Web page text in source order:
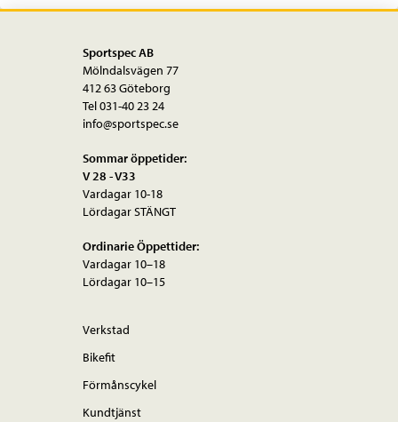
Sportspec AB
Mölndalsvägen 77
412 63 Göteborg
Tel 031-40 23 24
info@sportspec.se
Sommar öppetider:
V 28 - V33
Vardagar 10-18
Lördagar STÄNGT
Ordinarie Öppettider:
Vardagar 10–18
Lördagar 10–15
Verkstad
Bikefit
Förmånscykel
Kundtjänst